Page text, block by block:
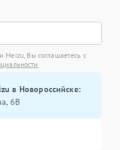
Meizu, Вы соглашаетесь с
в Новороссийске:
6В